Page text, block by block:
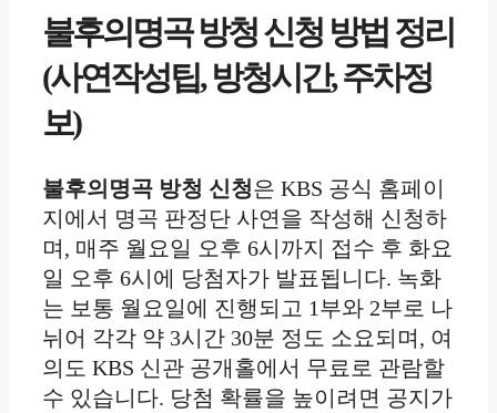
불후의명곡 방청 신청 방법 정리
(사연작성팁, 방청시간, 주차정
보)
불후의명곡 방청 신청은 KBS 공식 홈페이
지에서 명곡 판정단 사연을 작성해 신청하
며, 매주 월요일 오후 6시까지 접수 후 화요
일 오후 6시에 당첨자가 발표됩니다. 녹화
는 보통 월요일에 진행되고 1부와 2부로 나
뉘어 각각 약 3시간 30분 정도 소요되며, 여
의도 KBS 신관 공개홀에서 무료로 관람할
수 있습니다. 당첨 확률을 높이려면 공지가